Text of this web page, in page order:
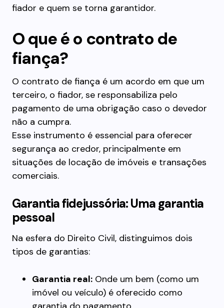
fiador e quem se torna garantidor.
O que é o contrato de
fiança?
O contrato de fiança é um acordo em que um
terceiro, o fiador, se responsabiliza pelo
pagamento de uma obrigação caso o devedor
não a cumpra.
Esse instrumento é essencial para oferecer
segurança ao credor, principalmente em
situações de locação de imóveis e transações
comerciais.
Garantia fidejussória: Uma garantia
pessoal
Na esfera do Direito Civil, distinguimos dois
tipos de garantias:
Garantia real: Onde um bem (como um
imóvel ou veículo) é oferecido como